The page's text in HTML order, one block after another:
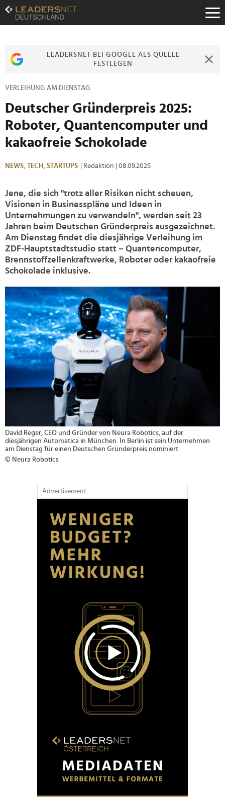
Zum
Inhalt
Zur
Zur
LEADERSNET BEI GOOGLE ALS QUELLE
FESTLEGEN
VERLEIHUNG AM DIENSTAG
Deutscher Gründerpreis 2025:
Roboter, Quantencomputer und
kakaofreie Schokolade
NEWS, TECH, STARTUPS | Redaktion | 08.09.2025
Jene, die sich "trotz aller Risiken nicht scheuen,
Visionen in Businesspläne und Ideen in
Unternehmungen zu verwandeln", werden seit 23
Jahren beim Deutschen Gründerpreis ausgezeichnet.
Am Dienstag findet die diesjährige Verleihung im
ZDF-Hauptstadtstudio statt – Quantencomputer,
Brennstoffzellenkraftwerke, Roboter oder kakaofreie
Schokolade inklusive.
David Reger, CEO und Gründer von Neura Robotics, auf der
diesjährigen Automatica in München. In Berlin ist sein Unternehmen
am Dienstag für einen Deutschen Gründerpreis nominiert
© Neura Robotics
Advertisement